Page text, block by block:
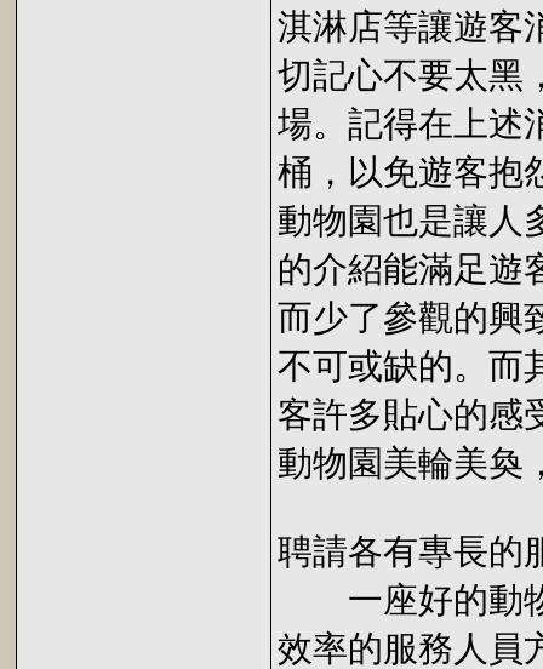
淇淋店等讓遊客
切記心不要太黑
場。記得在上述
桶，以免遊客抱
動物園也是讓人
的介紹能滿足遊
而少了參觀的興
不可或缺的。而
客許多貼心的感
動物園美輪美奐
聘請各有專長的
一座好的動物
效率的服務人員